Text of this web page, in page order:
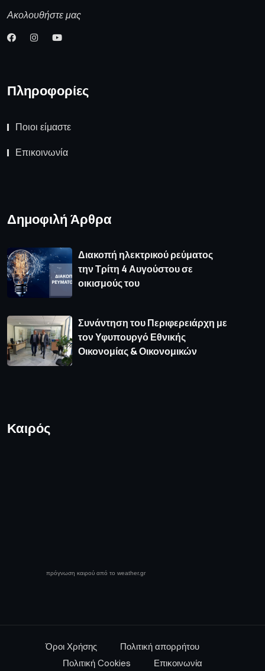
Ακολουθήστε μας
Πληροφορίες
Ποιοι είμαστε
Επικοινωνία
Δημοφιλή Άρθρα
Διακοπή ηλεκτρικού ρεύματος
την Τρίτη 4 Αυγούστου σε
οικισμούς του
Συνάντηση του Περιφερειάρχη με
τον Υφυπουργό Εθνικής
Οικονομίας & Οικονομικών
Καιρός
πρόγνωση καιρού από το weather.gr
Όροι Χρήσης
Πολιτική απορρήτου
Πολιτική Cookies
Επικοινωνία